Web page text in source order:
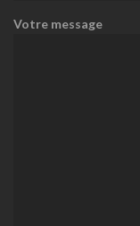
Votre message